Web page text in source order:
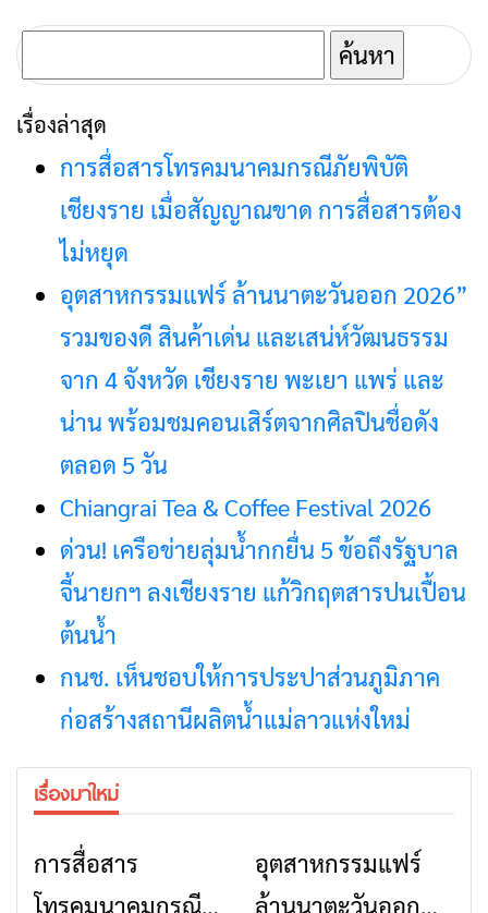
ค้นหา
สำหรับ:
เรื่องล่าสุด
การสื่อสารโทรคมนาคมกรณีภัยพิบัติ
เชียงราย เมื่อสัญญาณขาด การสื่อสารต้อง
ไม่หยุด
อุตสาหกรรมแฟร์ ล้านนาตะวันออก 2026”
รวมของดี สินค้าเด่น และเสน่ห์วัฒนธรรม
จาก 4 จังหวัด เชียงราย พะเยา แพร่ และ
น่าน พร้อมชมคอนเสิร์ตจากศิลปินชื่อดัง
ตลอด 5 วัน
Chiangrai Tea & Coffee Festival 2026
ด่วน! เครือข่ายลุ่มน้ำกกยื่น 5 ข้อถึงรัฐบาล
จี้นายกฯ ลงเชียงราย แก้วิกฤตสารปนเปื้อน
ต้นน้ำ
กนช. เห็นชอบให้การประปาส่วนภูมิภาค
ก่อสร้างสถานีผลิตน้ำแม่ลาวแห่งใหม่
เรื่องมาใหม่
การสื่อสาร
โทรคมนาคมกรณีภัย
ข่าวเชียงราย
อุตสาหกรรมแฟร์
ล้านนาตะวันออก